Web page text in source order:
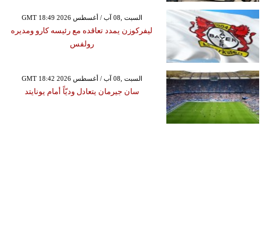
GMT 18:49 2026 السبت ,08 آب / أغسطس
ليفركوزن يمدد تعاقده مع رئيسه كارو ومديره
رولفس
GMT 18:42 2026 السبت ,08 آب / أغسطس
سان جيرمان يتعادل وديّاً أمام يونايتد